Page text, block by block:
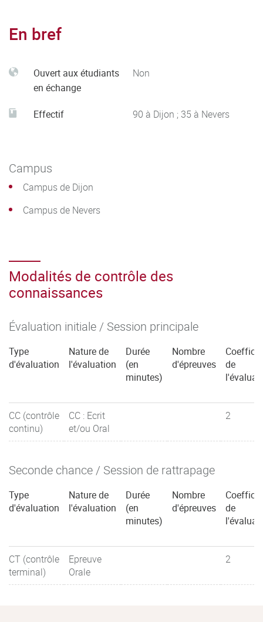
documenter un sujet et synthétiser ces données en vue de
critique. Situer son rôle et sa mission au sein d'une
organisation pour s’adapter et prendre des initiatives.
responsabilité environnementale. Analyser ses actions en
En bref
Ouvert aux étudiants
en échange
Non
Effectif 90 à Dijon ; 35 à Nevers
Campus
Campus de Dijon
Campus de Nevers
Modalités de contrôle des
connaissances
Évaluation initiale / Session principale
Type
d'évaluation
Nature de
l'évaluation
Durée
(en
minutes)
Nombre
d'épreuves
de
CC (contrôle
continu)
CC : Ecrit
et/ou Oral
2
Seconde chance / Session de rattrapage
Type
d'évaluation
Nature de
l'évaluation
Durée
(en
minutes)
Nombre
d'épreuves
de
CT (contrôle
terminal)
Epreuve
Orale
2